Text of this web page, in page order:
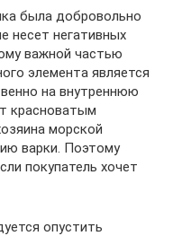
была добровольно
несет негативных
важной частью
элемента является
на внутреннюю
красноватым
морской
варки. Поэтому
покупатель хочет
опустить